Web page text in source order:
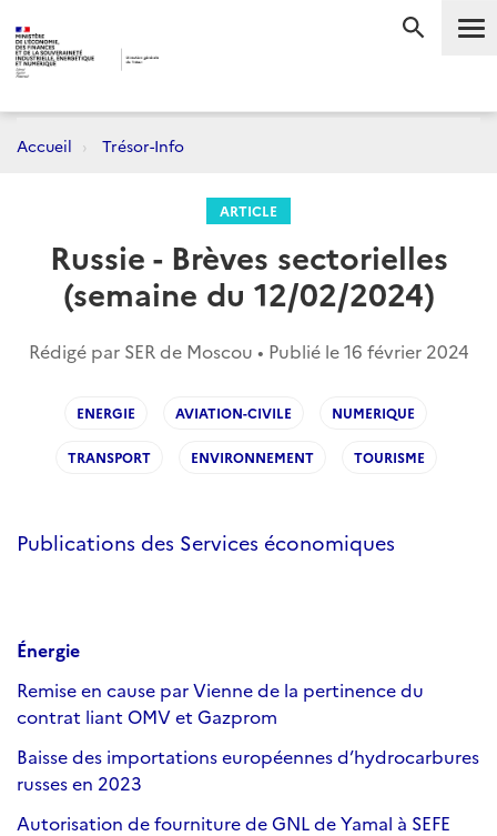
Accueil Trésor-Info
ARTICLE
Russie - Brèves sectorielles
(semaine du 12/02/2024)
Rédigé par SER de Moscou • Publié le16 février 2024
ENERGIE AVIATION-CIVILE NUMERIQUE
TRANSPORT ENVIRONNEMENT TOURISME
Publications des Services économiques
Énergie
Remise en cause par Vienne de la pertinence du
contrat liant OMV et Gazprom
Baisse des importations européennes d’hydrocarbures
russes en 2023
Autorisation de fourniture de GNL de Yamal à SEFE